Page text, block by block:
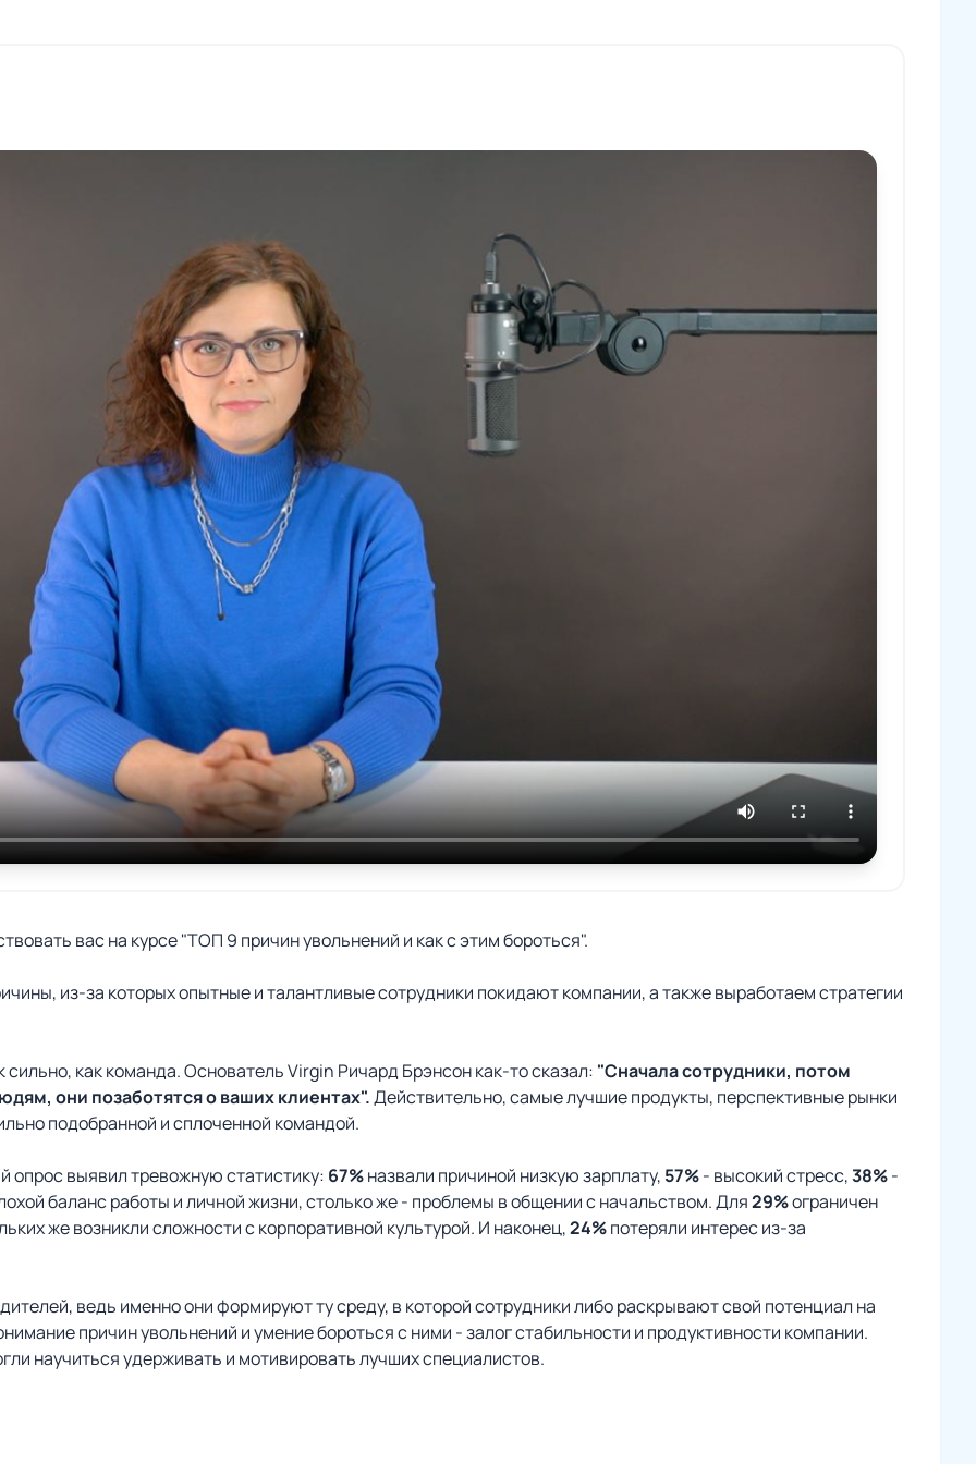
вас на курсе "ТОП 9 причин увольнений и как с этим бороться".
из-за которых опытные и талантливые сотрудники покидают компании, а также выработаем стратегии
сильно, как команда. Основатель Virgin Ричард Брэнсон как-то сказал: "Сначала сотрудники, потом
они позаботятся о ваших клиентах".Действительно, самые лучшие продукты, перспективные рынки
подобранной и сплоченной командой.
опрос выявил тревожную статистику: 67%назвали причиной низкую зарплату, 57%- высокий стресс,38%-
баланс работы и личной жизни, столько же - проблемы в общении с начальством. Для29%ограничен
же возникли сложности с корпоративной культурой. И наконец,24%потеряли интерес из-за
ведь именно они формируют ту среду, в которой сотрудники либо раскрывают свой потенциал на
причин увольнений и умение бороться с ними - залог стабильности и продуктивности компании.
научиться удерживать и мотивировать лучших специалистов.